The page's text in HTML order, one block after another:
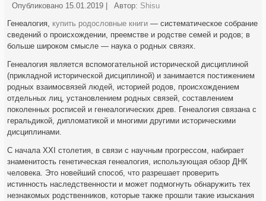
Опубликовано 15.01.2019 Автор: Shisu
Генеалогия, купить родословные книги — систематическое собрание
сведений о происхождении, преемстве и родстве семей и родов; в
больше широком смысле — наука о родных связях.
Генеалогия является вспомогательной исторической дисциплиной
(прикладной исторической дисциплиной) и занимается постижением
родных взаимосвязей людей, историей родов, происхождением
отдельных лиц, установлением родных связей, составлением
поколенных росписей и генеалогических древ. Генеалогия связана с
геральдикой, дипломатикой и многими другими историческими
дисциплинами.
С начала XXI столетия, в связи с научным прогрессом, набирает
знаменитость генетическая генеалогия, использующая обзор ДНК
человека. Это новейший способ, что разрешает проверить
истинность наследственности и может подмогнуть обнаружить тех
незнакомых родственников, которые также прошли такие изыскания